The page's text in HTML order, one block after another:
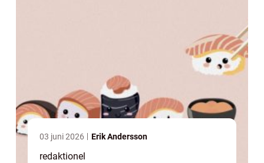
03 juni 2026 Erik Andersson
redaktionel